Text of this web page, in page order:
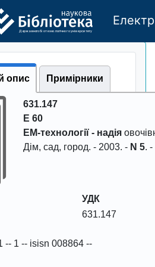
Державного бі отехно логічно го універси тету
опис Примірники
631.147
Е 60
ЕМ-технологiї - надiя
Дiм, сад, гоpод. - 2003. - N 5.
УДК
631.147
-- 1 -- isisn 008864 --